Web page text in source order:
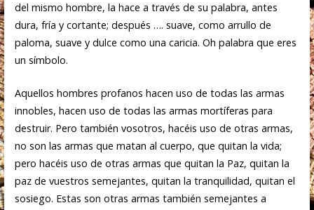
del mismo hombre, la hace a través de su palabra, antes
dura, fría y cortante; después …. suave, como arrullo de
paloma, suave y dulce como una caricia. Oh palabra que eres
un símbolo.
Aquellos hombres profanos hacen uso de todas las armas
innobles, hacen uso de todas las armas mortíferas para
destruir. Pero también vosotros, hacéis uso de otras armas,
no son las armas que matan al cuerpo, que quitan la vida;
pero hacéis uso de otras armas que quitan la Paz, quitan la
paz de vuestros semejantes, quitan la tranquilidad, quitan el
sosiego. Estas son otras armas también semejantes a